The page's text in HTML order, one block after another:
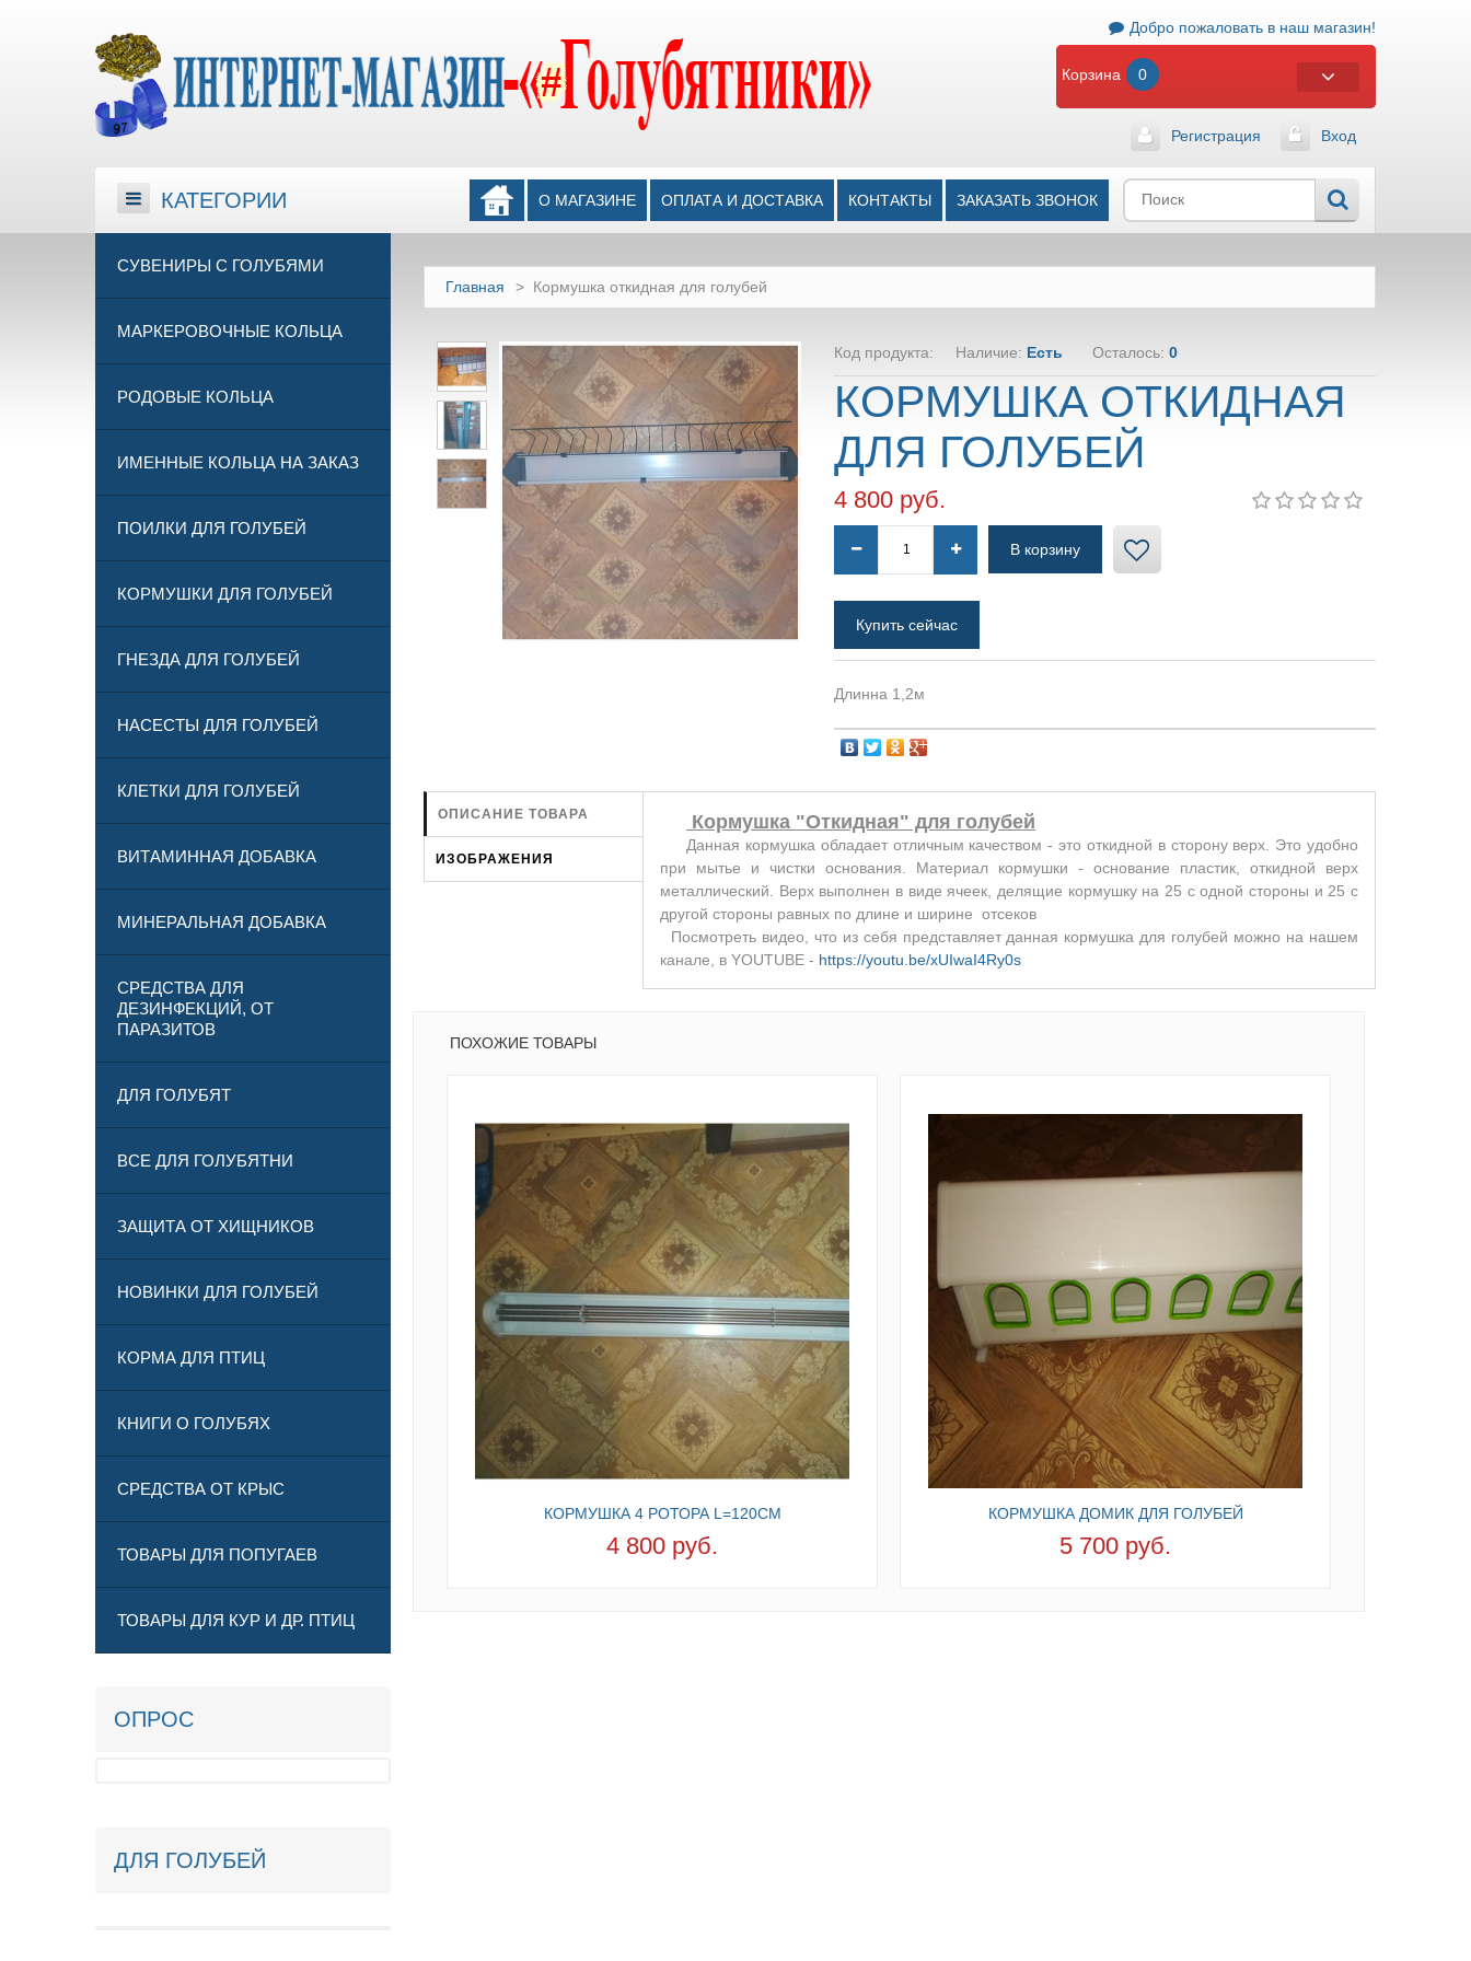
Добро пожаловать в наш магазин!
Корзина 0
Регистрация Вход
ЗАКАЗАТЬ ЗВОНОК
КОНТАКТЫ
ОПЛАТА И ДОСТАВКА
О МАГАЗИНЕ
КАТЕГОРИИ
Главная > Кормушка откидная для голубей
Код продукта: Наличие: Есть Осталось: 0
КОРМУШКА ОТКИДНАЯ
ДЛЯ ГОЛУБЕЙ
4 800 руб.
Купить сейчас
Длинна 1,2м
ОПИСАНИЕ ТОВАРА
ИЗОБРАЖЕНИЯ
Кормушка "Откидная" для голубей
Данная кормушка обладает отличным качеством - это откидной в сторону верх. Это удобно
при мытье и чистки основания. Материал кормушки - основание пластик, откидной верх
металлический. Верх выполнен в виде ячеек, делящие кормушку на 25 с одной стороны и 25 с
другой стороны равных по длине и ширине отсеков
Посмотреть видео, что из себя представляет данная кормушка для голубей можно на нашем
канале, в YOUTUBE - https://youtu.be/xUIwaI4Ry0s
ПОХОЖИЕ ТОВАРЫ
КОРМУШКА 4 РОТОРА L=120СМ
4 800 руб.
КОРМУШКА ДОМИК ДЛЯ ГОЛУБЕЙ
5 700 руб.
КАТЕГОРИИ
СУВЕНИРЫ С ГОЛУБЯМИ
МАРКЕРОВОЧНЫЕ КОЛЬЦА
РОДОВЫЕ КОЛЬЦА
ИМЕННЫЕ КОЛЬЦА НА ЗАКАЗ
ПОИЛКИ ДЛЯ ГОЛУБЕЙ
КОРМУШКИ ДЛЯ ГОЛУБЕЙ
ГНЕЗДА ДЛЯ ГОЛУБЕЙ
НАСЕСТЫ ДЛЯ ГОЛУБЕЙ
КЛЕТКИ ДЛЯ ГОЛУБЕЙ
ВИТАМИННАЯ ДОБАВКА
МИНЕРАЛЬНАЯ ДОБАВКА
СРЕДСТВА ДЛЯ
ДЕЗИНФЕКЦИЙ, ОТ
ПАРАЗИТОВ
ДЛЯ ГОЛУБЯТ
ВСЕ ДЛЯ ГОЛУБЯТНИ
ЗАЩИТА ОТ ХИЩНИКОВ
НОВИНКИ ДЛЯ ГОЛУБЕЙ
КОРМА ДЛЯ ПТИЦ
КНИГИ О ГОЛУБЯХ
СРЕДСТВА ОТ КРЫС
ТОВАРЫ ДЛЯ ПОПУГАЕВ
ТОВАРЫ ДЛЯ КУР И ДР. ПТИЦ
ОПРОС
ДЛЯ ГОЛУБЕЙ